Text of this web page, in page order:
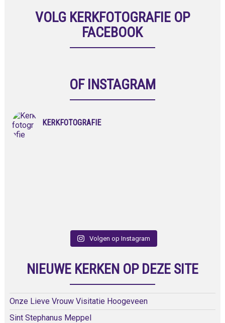
VOLG KERKFOTOGRAFIE OP
FACEBOOK
OF INSTAGRAM
KERKFOTOGRAFIE
Volgen op Instagram
NIEUWE KERKEN OP DEZE SITE
Onze Lieve Vrouw Visitatie Hoogeveen
Sint Stephanus Meppel